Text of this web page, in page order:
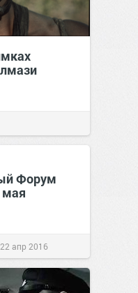
Форум
мая
22 апр 2016